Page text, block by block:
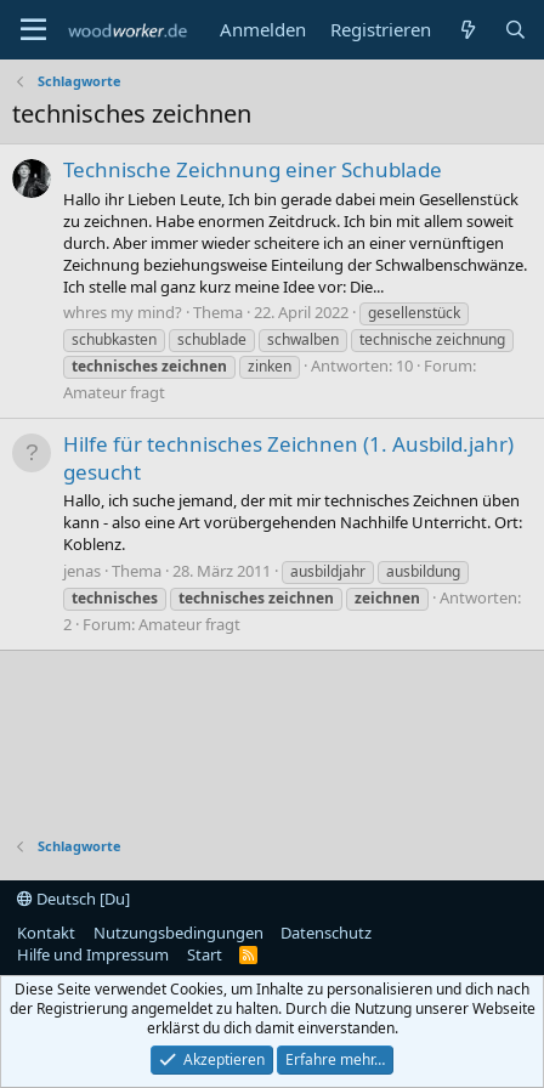
Anmelden Registrieren
Schlagworte
technisches zeichnen
Technische Zeichnung einer Schublade
Hallo ihr Lieben Leute, Ich bin gerade dabei mein Gesellenstück
zu zeichnen. Habe enormen Zeitdruck. Ich bin mit allem soweit
durch. Aber immer wieder scheitere ich an einer vernünftigen
Zeichnung beziehungsweise Einteilung der Schwalbenschwänze.
Ich stelle mal ganz kurz meine Idee vor: Die...
whres my mind? Thema 22. April 2022
gesellenstück
schubkasten
schublade schwalben
technische zeichnung
technischeszeichnen zinken Antworten: 10 Forum:
Amateur fragt
Hilfe für technisches Zeichnen (1. Ausbild.jahr)
gesucht
Hallo, ich suche jemand, der mit mir technisches Zeichnen üben
kann - also eine Art vorübergehenden Nachhilfe Unterricht. Ort:
Koblenz.
jenas Thema 28. März 2011 ausbildjahr
ausbildung
technisches
technischeszeichnen zeichnen
Antworten:
2 Forum:Amateur fragt
Schlagworte
Deutsch [Du]
Kontakt
Nutzungsbedingungen
Datenschutz
Hilfe und Impressum
Start
R
S
Diese Seite verwendet Cookies, um Inhalte zu personalisieren und dich nach
der Registrierung angemeldet zu halten. Durch die Nutzung unserer Webseite
erklärst du dich damit einverstanden.
Akzeptieren
Erfahre mehr…